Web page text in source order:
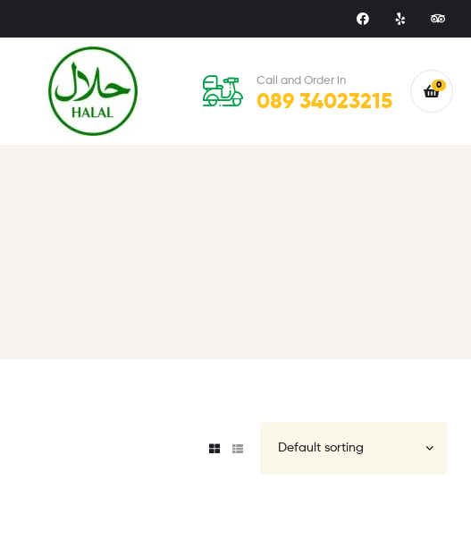
Call and Order in
089 34023215
0